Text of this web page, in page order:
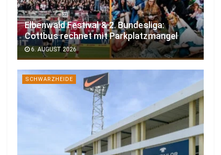
Elbenwald Festival & 2. Bundesliga:
Cottbus rechnet mit Parkplatzmangel
6. AUGUST 2026
SCHWARZHEIDE